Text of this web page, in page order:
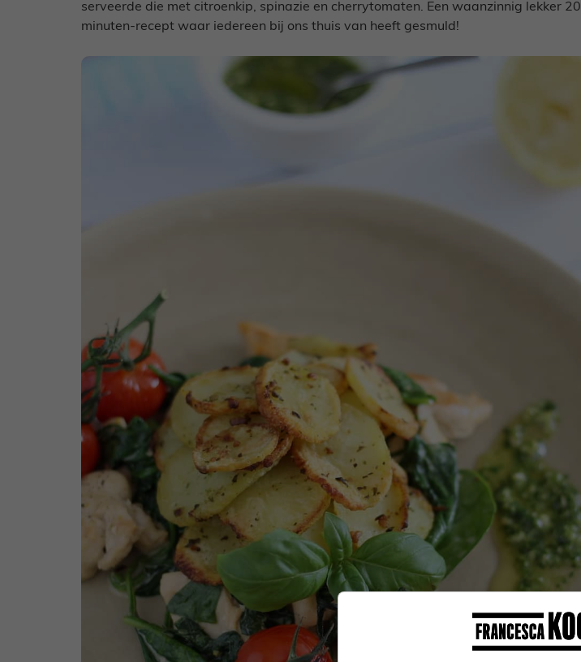
serveerde die met citroenkip, spinazie en cherrytomaten. Een waanzinnig lekker 20
minuten-recept waar iedereen bij ons thuis van heeft gesmuld!